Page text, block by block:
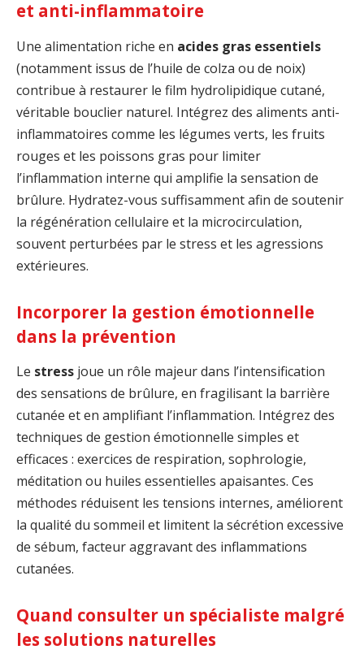
et anti-inflammatoire
Une alimentation riche en acides gras essentiels
(notamment issus de l’huile de colza ou de noix)
contribue à restaurer le film hydrolipidique cutané,
véritable bouclier naturel. Intégrez des aliments anti-
inflammatoires comme les légumes verts, les fruits
rouges et les poissons gras pour limiter
l’inflammation interne qui amplifie la sensation de
brûlure. Hydratez-vous suffisamment afin de soutenir
la régénération cellulaire et la microcirculation,
souvent perturbées par le stress et les agressions
extérieures.
Incorporer la gestion émotionnelle
dans la prévention
Le stress joue un rôle majeur dans l’intensification
des sensations de brûlure, en fragilisant la barrière
cutanée et en amplifiant l’inflammation. Intégrez des
techniques de gestion émotionnelle simples et
efficaces : exercices de respiration, sophrologie,
méditation ou huiles essentielles apaisantes. Ces
méthodes réduisent les tensions internes, améliorent
la qualité du sommeil et limitent la sécrétion excessive
de sébum, facteur aggravant des inflammations
cutanées.
Quand consulter un spécialiste malgré
les solutions naturelles